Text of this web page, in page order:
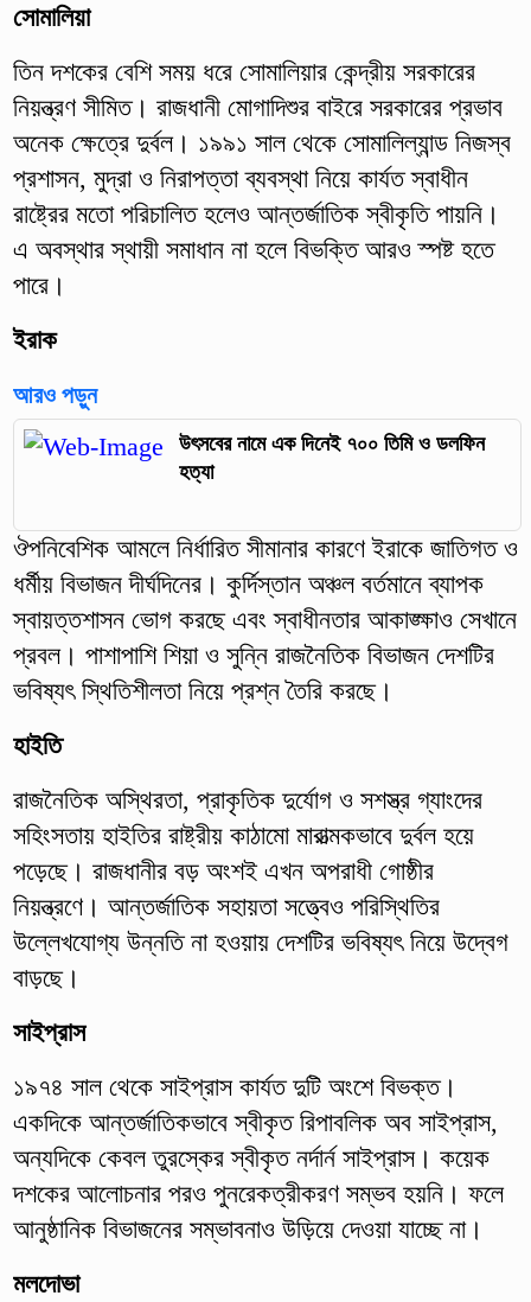
সোমালিয়া
তিন দশকের বেশি সময় ধরে সোমালিয়ার কেন্দ্রীয় সরকারের
নিয়ন্ত্রণ সীমিত। রাজধানী মোগাদিশুর বাইরে সরকারের প্রভাব
অনেক ক্ষেত্রে দুর্বল। ১৯৯১ সাল থেকে সোমালিল্যান্ড নিজস্ব
প্রশাসন, মুদ্রা ও নিরাপত্তা ব্যবস্থা নিয়ে কার্যত স্বাধীন
রাষ্ট্রের মতো পরিচালিত হলেও আন্তর্জাতিক স্বীকৃতি পায়নি।
এ অবস্থার স্থায়ী সমাধান না হলে বিভক্তি আরও স্পষ্ট হতে
পারে।
ইরাক
আরও পড়ুন
উৎসবের নামে এক দিনেই ৭০০ তিমি ও ডলফিন
হত্যা
ঔপনিবেশিক আমলে নির্ধারিত সীমানার কারণে ইরাকে জাতিগত ও
ধর্মীয় বিভাজন দীর্ঘদিনের। কুর্দিস্তান অঞ্চল বর্তমানে ব্যাপক
স্বায়ত্তশাসন ভোগ করছে এবং স্বাধীনতার আকাঙ্ক্ষাও সেখানে
প্রবল। পাশাপাশি শিয়া ও সুন্নি রাজনৈতিক বিভাজন দেশটির
ভবিষ্যৎ স্থিতিশীলতা নিয়ে প্রশ্ন তৈরি করছে।
হাইতি
রাজনৈতিক অস্থিরতা, প্রাকৃতিক দুর্যোগ ও সশস্ত্র গ্যাংদের
সহিংসতায় হাইতির রাষ্ট্রীয় কাঠামো মারাত্মকভাবে দুর্বল হয়ে
পড়েছে। রাজধানীর বড় অংশই এখন অপরাধী গোষ্ঠীর
নিয়ন্ত্রণে। আন্তর্জাতিক সহায়তা সত্ত্বেও পরিস্থিতির
উল্লেখযোগ্য উন্নতি না হওয়ায় দেশটির ভবিষ্যৎ নিয়ে উদ্বেগ
বাড়ছে।
সাইপ্রাস
১৯৭৪ সাল থেকে সাইপ্রাস কার্যত দুটি অংশে বিভক্ত।
একদিকে আন্তর্জাতিকভাবে স্বীকৃত রিপাবলিক অব সাইপ্রাস,
অন্যদিকে কেবল তুরস্কের স্বীকৃত নর্দার্ন সাইপ্রাস। কয়েক
দশকের আলোচনার পরও পুনরেকত্রীকরণ সম্ভব হয়নি। ফলে
আনুষ্ঠানিক বিভাজনের সম্ভাবনাও উড়িয়ে দেওয়া যাচ্ছে না।
মলদোভা